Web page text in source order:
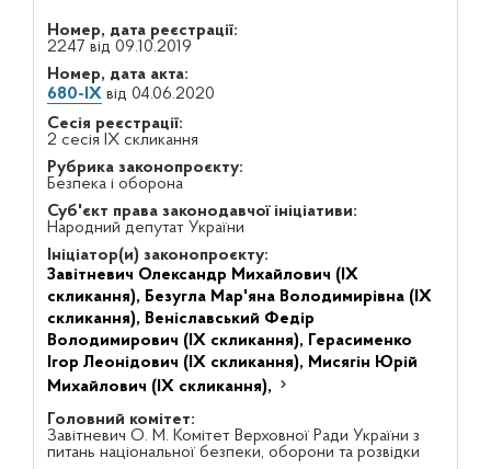
Номер, дата реєстрації:
2247 від 09.10.2019
Номер, дата акта:
680-IXвід 04.06.2020
Сесія реєстрації:
2 сесія IX скликання
Рубрика законопроєкту:
Безпека і оборона
Суб'єкт права законодавчої ініціативи:
Народний депутат України
Ініціатор(и) законопроєкту:
Завітневич Олександр Михайлович (IX
скликання), Безугла Мар'яна Володимирівна (IX
скликання), Веніславський Федір
Володимирович (IX скликання), Герасименко
Ігор Леонідович (IX скликання), Мисягін Юрій
Михайлович (IX скликання),
Головний комітет:
Завітневич О. М. Комітет Верховної Ради України з
питань національної безпеки, оборони та розвідки